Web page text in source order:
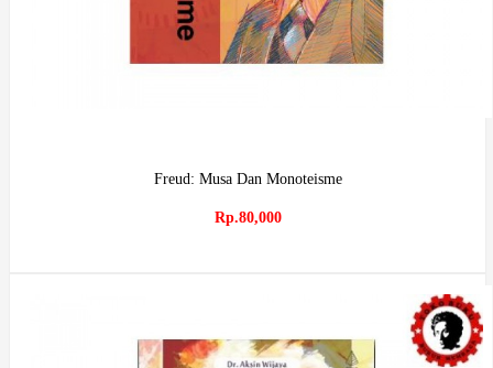
Freud: Musa Dan Monoteisme
Rp.80,000